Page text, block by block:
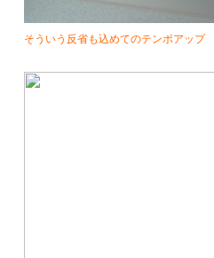
そういう反省も込めてのテンポアップ